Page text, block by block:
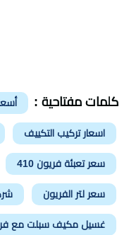
كلمات مفتاحية :
اسعار تركيب التكييف
سعر تعبئة فريون 410
سعر لتر الفريون
غسيل مكيف سبلت مع